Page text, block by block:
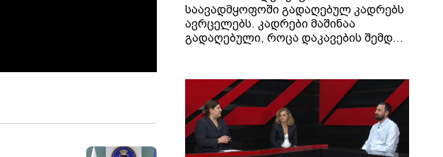
საავადმყოფოში გადაღებულ კადრებს
ავრცელებს. კადრები მაშინაა
გადაღებული, როცა დაკავების შემდეგ